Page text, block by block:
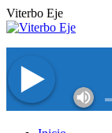
Saltar
al
Viterbo Eje